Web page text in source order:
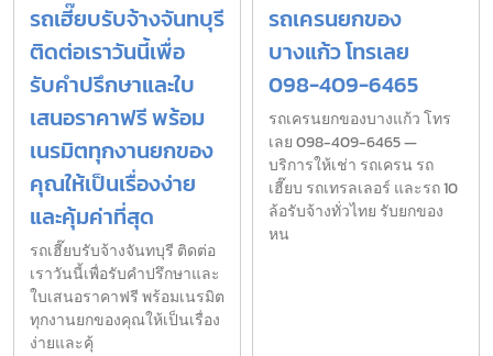
รถเฮี๊ยบรับจ้างจันทบุรี
ติดต่อเราวันนี้เพื่อ
รับคำปรึกษาและใบ
เสนอราคาฟรี พร้อม
เนรมิตทุกงานยกของ
คุณให้เป็นเรื่องง่าย
และคุ้มค่าที่สุด
รถเฮี๊ยบรับจ้างจันทบุรี ติดต่อ
เราวันนี้เพื่อรับคำปรึกษาและ
ใบเสนอราคาฟรี พร้อมเนรมิต
ทุกงานยกของคุณให้เป็นเรื่อง
ง่ายและคุ้
รถเครนยกของ
บางแก้ว โทรเลย
098-409-6465
รถเครนยกของบางแก้ว โทร
เลย 098-409-6465 —
บริการให้เช่า รถเครน รถ
เฮี๊ยบ รถเทรลเลอร์ และรถ 10
ล้อรับจ้างทั่วไทย รับยกของ
หน